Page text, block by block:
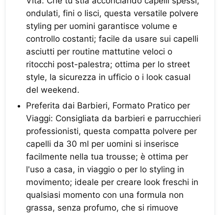
ondulati, fini o lisci, questa versatile polvere
styling per uomini garantisce volume e
controllo costanti; facile da usare sui capelli
asciutti per routine mattutine veloci o
ritocchi post-palestra; ottima per lo street
style, la sicurezza in ufficio o i look casual
del weekend.
Preferita dai Barbieri, Formato Pratico per
Viaggi:​ Consigliata da barbieri e parrucchieri
professionisti, questa compatta polvere per
capelli da 30 ml per uomini si inserisce
facilmente nella tua trousse; è ottima per
l'uso a casa, in viaggio o per lo styling in
movimento; ideale per creare look freschi in
qualsiasi momento con una formula non
grassa, senza profumo, che si rimuove